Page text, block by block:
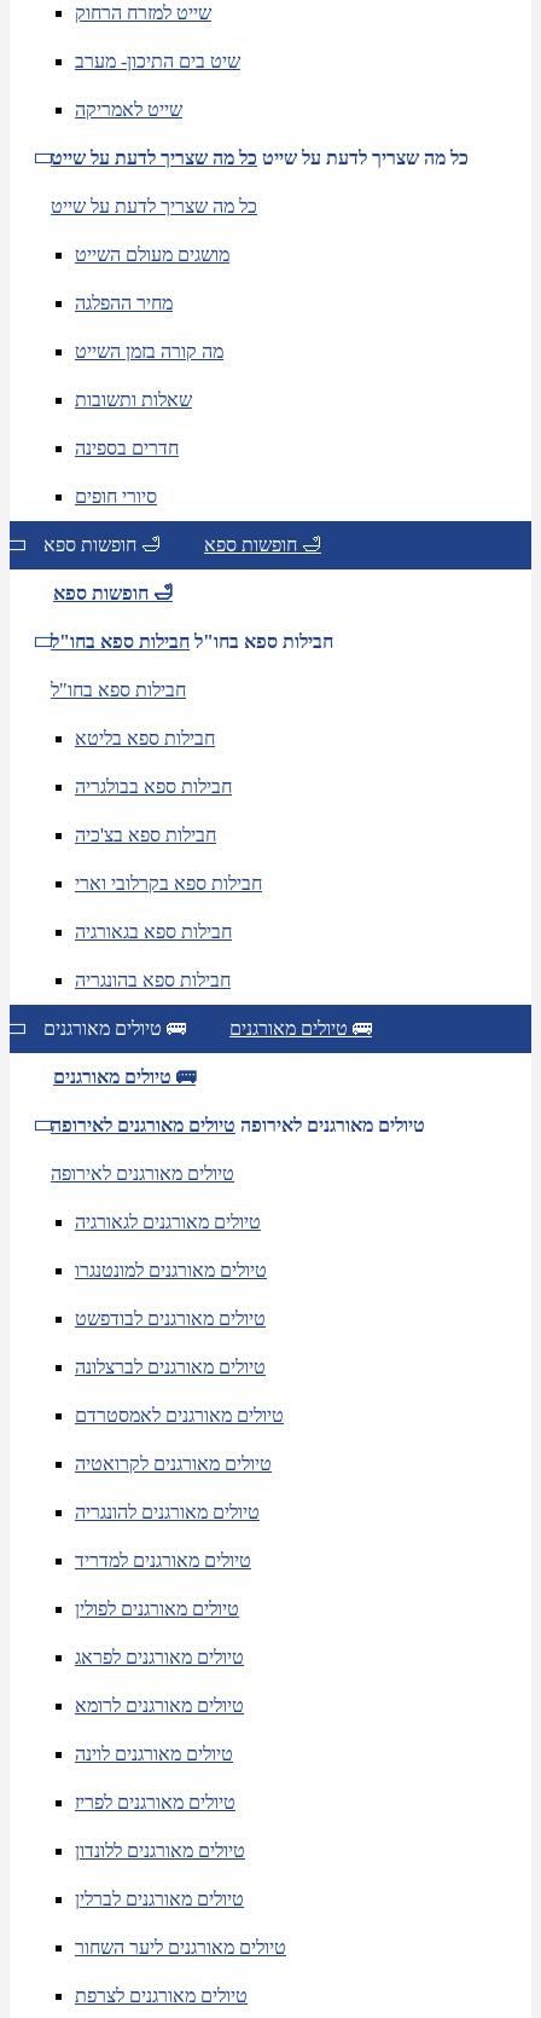
שייט למזרח הרחוק
שיט בים התיכון- מערב
שייט לאמריקה
כל מה שצריך לדעת על שייט כל מה שצריך לדעת על שייט
כל מה שצריך לדעת על שייט
מושגים מעולם השייט
מחיר ההפלגה
מה קורה בזמן השייט
שאלות ותשובות
חדרים בספינה
סיורי חופים
חופשות ספא 🛁 חופשות ספא 🛁
חופשות ספא 🛁
חבילות ספא בחו"ל חבילות ספא בחו"ל
חבילות ספא בחו"ל
חבילות ספא בליטא
חבילות ספא בבולגריה
חבילות ספא בצ'כיה
חבילות ספא בקרלובי וארי
חבילות ספא בגאורגיה
חבילות ספא בהונגריה
טיולים מאורגנים 🚌 טיולים מאורגנים 🚌
טיולים מאורגנים 🚌
טיולים מאורגנים לאירופה טיולים מאורגנים לאירופה
טיולים מאורגנים לאירופה
טיולים מאורגנים לגאורגיה
טיולים מאורגנים למונטנגרו
טיולים מאורגנים לבודפשט
טיולים מאורגנים לברצלונה
טיולים מאורגנים לאמסטרדם
טיולים מאורגנים לקרואטיה
טיולים מאורגנים להונגריה
טיולים מאורגנים למדריד
טיולים מאורגנים לפולין
טיולים מאורגנים לפראג
טיולים מאורגנים לרומא
טיולים מאורגנים לוינה
טיולים מאורגנים לפריז
טיולים מאורגנים ללונדון
טיולים מאורגנים לברלין
טיולים מאורגנים ליער השחור
טיולים מאורגנים לצרפת